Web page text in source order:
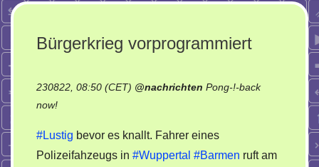
Bürgerkrieg vorprogrammiert
230822, 08:50 (CET) @nachrichten Pong-!-back
now!on
vorprogrammiert
#Lustig bevor es knallt. Fahrer eines
Polizeifahzeugs in #Wuppertal #Barmen ruft am